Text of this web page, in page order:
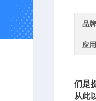
品牌
应
们是
从此